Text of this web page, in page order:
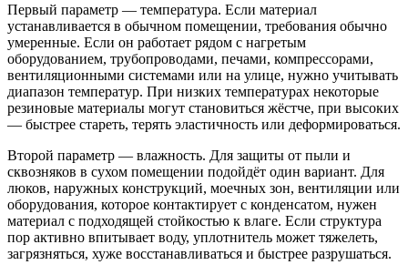
Первый параметр — температура. Если материал
устанавливается в обычном помещении, требования обычно
умеренные. Если он работает рядом с нагретым
оборудованием, трубопроводами, печами, компрессорами,
вентиляционными системами или на улице, нужно учитывать
диапазон температур. При низких температурах некоторые
резиновые материалы могут становиться жёстче, при высоких
— быстрее стареть, терять эластичность или деформироваться.
Второй параметр — влажность. Для защиты от пыли и
сквозняков в сухом помещении подойдёт один вариант. Для
люков, наружных конструкций, моечных зон, вентиляции или
оборудования, которое контактирует с конденсатом, нужен
материал с подходящей стойкостью к влаге. Если структура
пор активно впитывает воду, уплотнитель может тяжелеть,
загрязняться, хуже восстанавливаться и быстрее разрушаться.